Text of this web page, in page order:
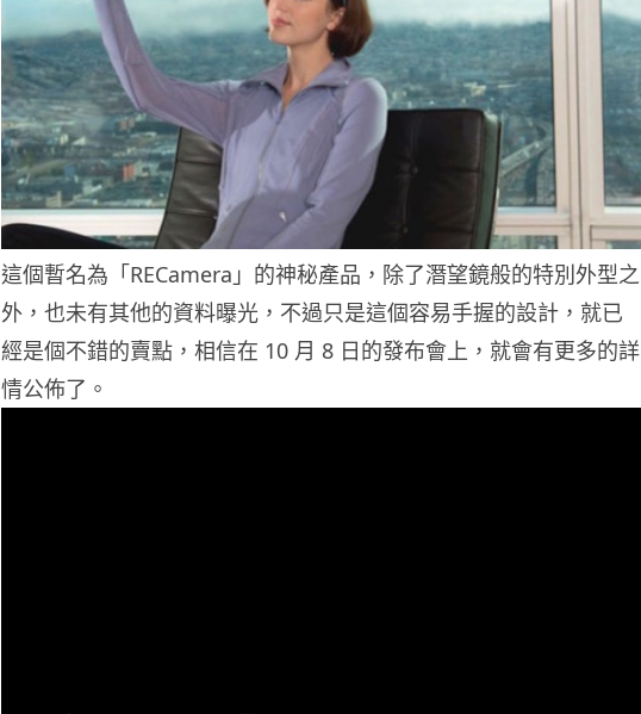
這個暫名為「RECamera」的神秘產品，除了潛望鏡般的特別外型之
外，也未有其他的資料曝光，不過只是這個容易手握的設計，就已
經是個不錯的賣點，相信在 10 月 8 日的發布會上，就會有更多的詳
情公佈了。